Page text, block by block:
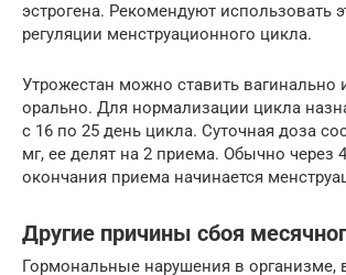
эстрогена. Рекомендуют использовать
регуляции менструационного цикла.
Утрожестан можно ставить вагинально
орально. Для нормализации цикла
с 16 по 25 день цикла. Суточная доза
мг, ее делят на 2 приема. Обычно через
окончания приема начинается
Другие причины сбоя
Гормональные нарушения в